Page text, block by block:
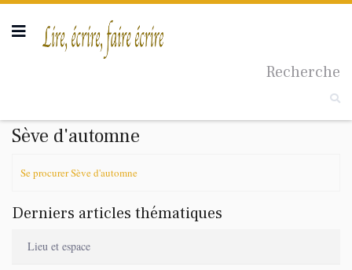
Recherche
Sève d'automne
Se procurer Sève d'automne
Derniers articles thématiques
Lieu et espace